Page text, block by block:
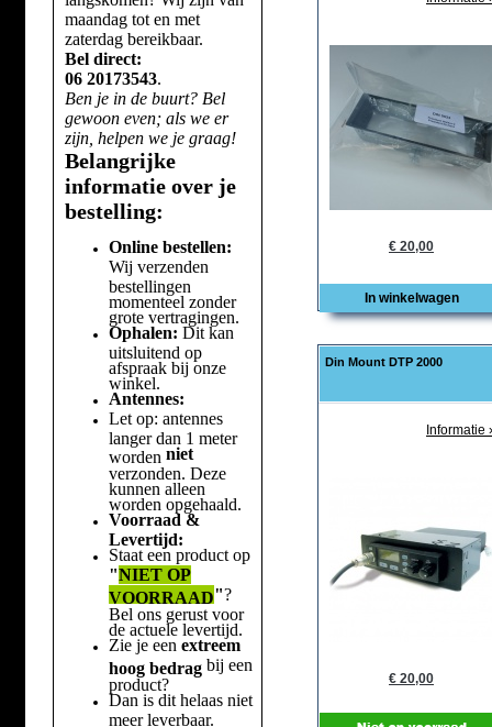
maandag tot en met
zaterdag bereikbaar.
Bel direct:
06 20173543.
Ben je in de buurt? Bel
gewoon even; als we er
zijn, helpen we je graag!
Belangrijke
informatie over je
bestelling:
Online bestellen:
Wij verzenden
bestellingen
momenteel zonder
grote vertragingen.
Ophalen: Dit kan
uitsluitend op
afspraak bij onze
winkel.
Antennes:
Let op: antennes
langer dan 1 meter
worden niet
verzonden. Deze
kunnen alleen
worden opgehaald.
Voorraad &
Levertijd:
Staat een product op
"NIET OP
VOORRAAD"?
Bel ons gerust voor
de actuele levertijd.
Zie je een extreem
hoog bedragbij een
product?
Dan is dit helaas niet
meer leverbaar.
€ 20,00
In winkelwagen
Din Mount DTP 2000
Informatie
€ 20,00